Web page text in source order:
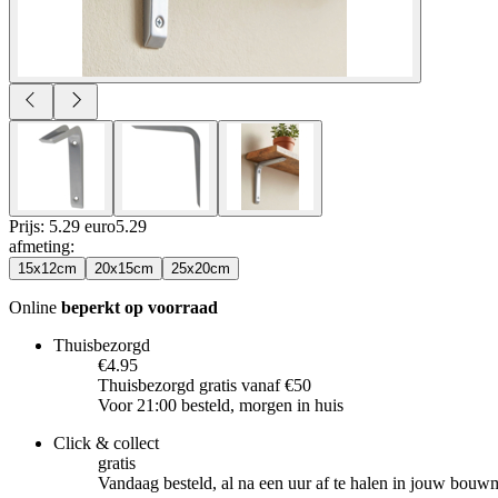
Prijs: 5.29 euro5.29
afmeting:
15x12cm 20x15cm 25x20cm
Online beperkt op voorraad
Thuisbezorgd
€4.95
Thuisbezorgd gratis vanaf €50
Voor 21:00 besteld, morgen in huis
Click & collect
gratis
Vandaag besteld, al na een uur af te halen in jouw